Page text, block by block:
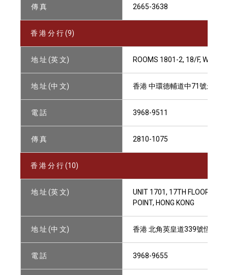
傳 真 2665-3638
香 港 分 行 (9)
地 址 (英 文) ROOMS 1801-2, 18/F, WING
地 址 (中 文) 香港 中環德輔道中71號永安
電 話 3968-9511
傳 真 2810-1075
香 港 分 行 (10)
地 址 (英 文)
UNIT 1701, 17TH FLOOR
POINT, HONG KONG
地 址 (中 文) 香港 北角英皇道339號恆生
電 話 3968-9655